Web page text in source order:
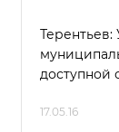
Терентьев:
доступной
17.05.16